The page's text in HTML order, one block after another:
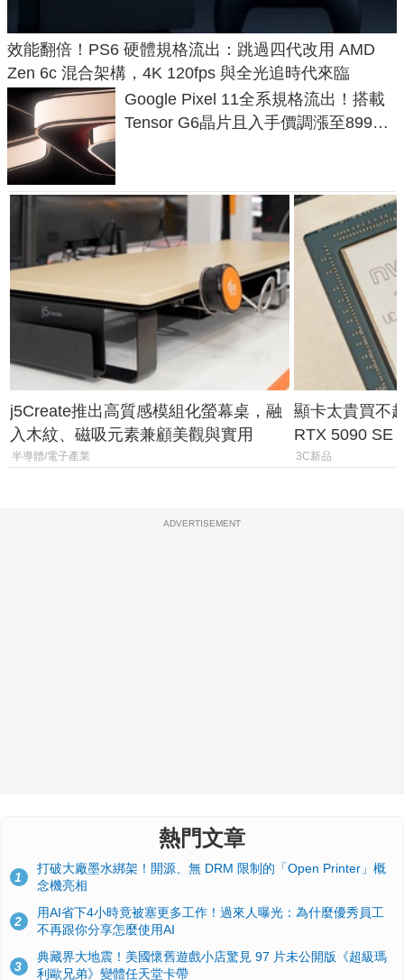
效能翻倍！PS6 硬體規格流出：跳過四代改用 AMD
Zen 6c 混合架構，4K 120fps 與全光追時代來臨
Google Pixel 11全系規格流出！搭載
Tensor G6晶片且入手價調漲至899美
j5Create推出高質感模組化螢幕桌，融
入木紋、磁吸元素兼顧美觀與實用
半導體/電子產業
顯卡太貴買不
RTX 5090 SE
體
3C新品
ADVERTISEMENT
熱門文章
1
打破大廠墨水綁架！開源、無 DRM 限制的「Open Printer」概
念機亮相
2
用AI省下4小時竟被塞更多工作！過來人曝光：為什麼優秀員工
不再跟你分享怎麼使用AI
3
典藏界大地震！美國懷舊遊戲小店驚見 97 片未公開版《超級瑪
利歐兄弟》變體任天堂卡帶